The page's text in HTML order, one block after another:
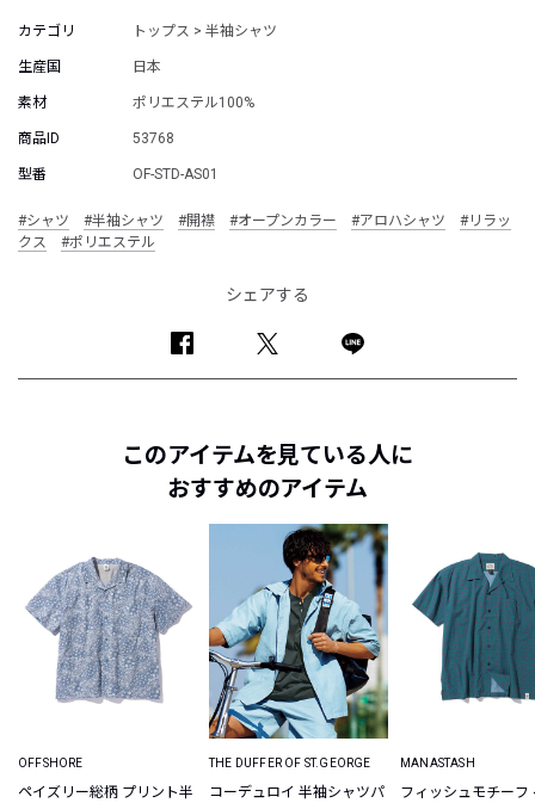
カテゴリ トップス > 半袖シャツ
生産国 日本
素材 ポリエステル100%
商品ID 53768
型番 OF-STD-AS01
#シャツ #半袖シャツ #開襟 #オープンカラー #アロハシャツ
#リラッ
クス
#ポリエステル
シェアする
このアイテムを見ている人に
おすすめのアイテム
OFFSHORE
ペイズリー総柄 プリント半
THE DUFFER OF ST.GEORGE
コーデュロイ 半袖シャツパ
MANASTASH
フィッシュモチーフ